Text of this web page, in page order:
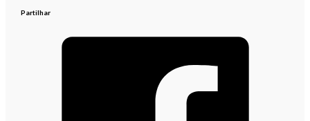
Partilhar